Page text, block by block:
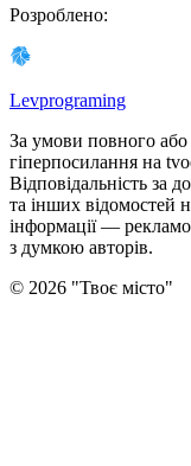
Розроблено:
Levprograming
За умови повного
гіперпосилання на
Відповідальність за
та інших відомостей
інформації —
з думкою авторiв.
© 2026 "Твоє місто"